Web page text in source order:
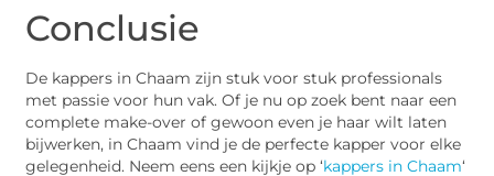
Conclusie
De kappers in Chaam zijn stuk voor stuk professionals
met passie voor hun vak. Of je nu op zoek bent naar een
complete make-over of gewoon even je haar wilt laten
bijwerken, in Chaam vind je de perfecte kapper voor elke
gelegenheid. Neem eens een kijkje op ‘kappers in Chaam‘